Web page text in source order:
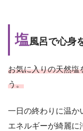
塩風呂で心身
お気に入りの天然塩
う。
一日の終わりに温か
エネルギーが綺麗に